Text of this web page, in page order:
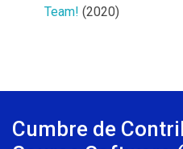
Team! (2020)
Cumbre de